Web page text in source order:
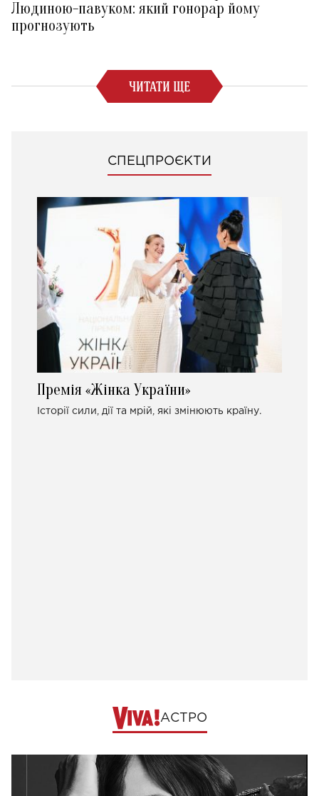
Людиною-павуком: який гонорар йому
прогнозують
ЧИТАТИ ЩЕ
СПЕЦПРОЄКТИ
Премія «Жінка України»
Історії сили, дії та мрій, які змінюють країну.
АСТРО